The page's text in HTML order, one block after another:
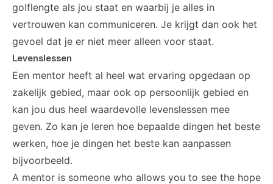
golflengte als jou staat en waarbij je alles in
vertrouwen kan communiceren. Je krijgt dan ook het
gevoel dat je er niet meer alleen voor staat.
Levenslessen
Een mentor heeft al heel wat ervaring opgedaan op
zakelijk gebied, maar ook op persoonlijk gebied en
kan jou dus heel waardevolle levenslessen mee
geven. Zo kan je leren hoe bepaalde dingen het beste
werken, hoe je dingen het beste kan aanpassen
bijvoorbeeld.
A mentor is someone who allows you to see the hope